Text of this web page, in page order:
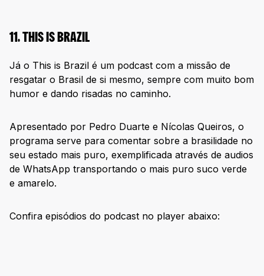
11. THIS IS BRAZIL
Já o This is Brazil é um podcast com a missão de
resgatar o Brasil de si mesmo, sempre com muito bom
humor e dando risadas no caminho.
Apresentado por Pedro Duarte e Nícolas Queiros, o
programa serve para comentar sobre a brasilidade no
seu estado mais puro, exemplificada através de audios
de WhatsApp transportando o mais puro suco verde
e amarelo.
Confira episódios do podcast no player abaixo: